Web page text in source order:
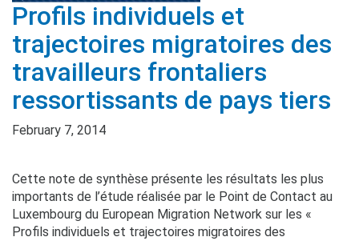
Profils individuels et
trajectoires migratoires des
travailleurs frontaliers
ressortissants de pays tiers
February 7, 2014
Cette note de synthèse présente les résultats les plus
importants de l’étude réalisée par le Point de Contact au
Luxembourg du European Migration Network sur les «
Profils individuels et trajectoires migratoires des